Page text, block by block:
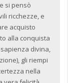
si pensò
ricchezze, e
acquisto
alla conquista
divina,
gli riempi
nella